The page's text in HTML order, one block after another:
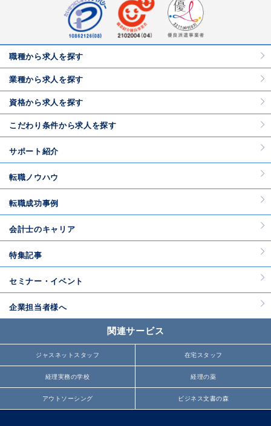
職種から求人を探す
業種から求人を探す
資格から求人を探す
こだわり条件から求人を探す
サポート紹介
転職ノウハウ
転職成功事例
会計士のキャリア
特集記事
セミナー・イベント
企業担当者様へ
関連サービス
ジャスネットスタッフ 在宅スタッフ
経理実務の学校 経理の薬
アウトソーシング ビジネス文書の森